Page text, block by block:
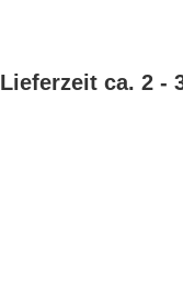
Lieferzeit ca. 2 -